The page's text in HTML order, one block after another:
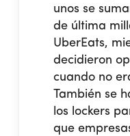
unos se
de última
UberEats,
decidieron
cuando no
También se
los lockers
que